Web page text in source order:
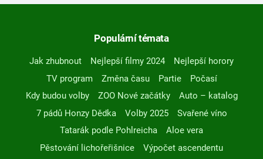
Populární témata
Jak zhubnout Nejlepší filmy 2024
Nejlepší horory
TV program
Změna času Partie
Počasí
Kdy budou volby
ZOO Nové začátky
Auto – katalog
7 pádů Honzy Dědka
Volby 2025
Svařené víno
Tatarák podle Pohlreicha
Aloe vera
Pěstování lichořeřišnice
Výpočet ascendentu